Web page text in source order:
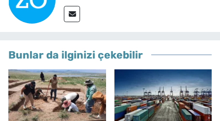
Bunlar da ilginizi çekebilir